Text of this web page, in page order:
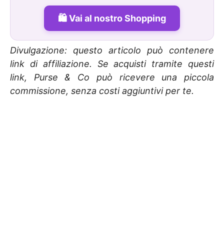
Vai al nostro Shopping
Divulgazione: questo articolo può contenere
link di affiliazione. Se acquisti tramite questi
link, Purse & Co può ricevere una piccola
commissione, senza costi aggiuntivi per te.